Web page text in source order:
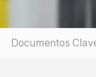
Documentos